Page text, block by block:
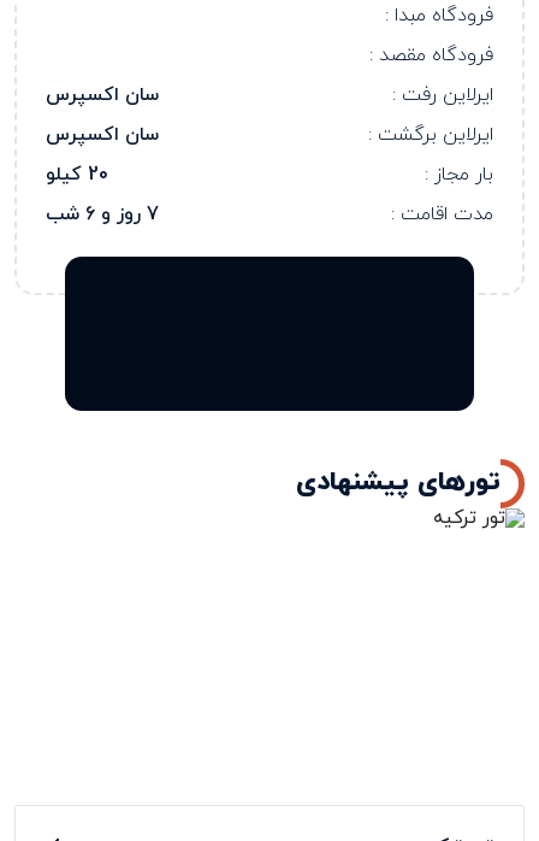
فرودگاه مبدا :
فرودگاه مقصد :
ایرلاین رفت :
سان اکسپرس
ایرلاین برگشت :
سان اکسپرس
بار مجاز :
20 کیلو
مدت اقامت :
7 روز و 6 شب
تورهای پیشنهادی